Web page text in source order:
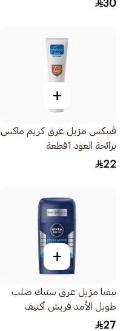
30
+
ڤيبكس مزيل عرق كريم ماكس
برائحة العود 1قطعة
22
+
نيفيا مزيل عرق ستيك صلب
طويل الأمد فريش أكتيف
بالمنثول 50مل 150
27